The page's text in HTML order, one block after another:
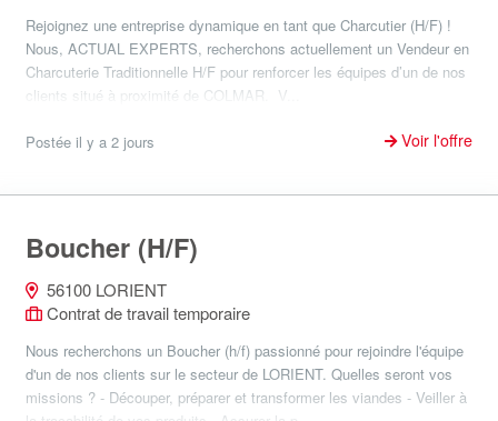
Rejoignez une entreprise dynamique en tant que Charcutier (H/F) !
Nous, ACTUAL EXPERTS, recherchons actuellement un Vendeur en
Charcuterie Traditionnelle H/F pour renforcer les équipes d’un de nos
clients situé à proximité de COLMAR. V...
Postée il y a 2 jours Voir l'offre
Boucher (H/F)
56100 LORIENT
Contrat de travail temporaire
Nous recherchons un Boucher (h/f) passionné pour rejoindre l'équipe
d'un de nos clients sur le secteur de LORIENT. Quelles seront vos
missions ? - Découper, préparer et transformer les viandes - Veiller à